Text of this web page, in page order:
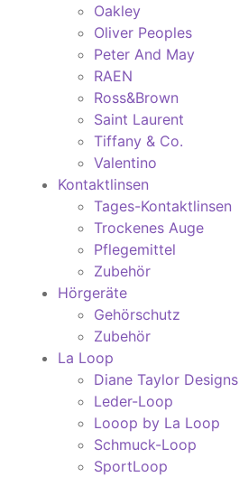
Oakley
Oliver Peoples
Peter And May
RAEN
Ross&Brown
Saint Laurent
Tiffany & Co.
Valentino
Kontaktlinsen
Tages-Kontaktlinsen
Trockenes Auge
Pflegemittel
Zubehör
Hörgeräte
Gehörschutz
Zubehör
La Loop
Diane Taylor Designs
Leder-Loop
Looop by La Loop
Schmuck-Loop
SportLoop